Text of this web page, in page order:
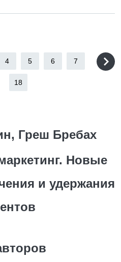
4 5 6 7
18
Греш Бребах
Новые
и удержания